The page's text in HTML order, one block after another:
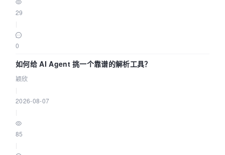
29
0
如何给 AI Agent 挑一个靠谱的解析工具？
颖欣
2026-08-07
85